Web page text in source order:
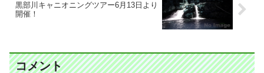
黒部川キャニオニングツアー6月13日より
開催！
コメント